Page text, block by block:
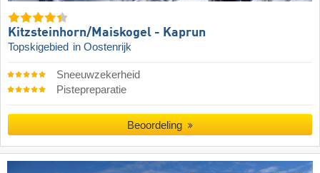
Kitzsteinhorn/​Maiskogel - Kaprun
Topskigebied in Oostenrijk
Sneeuwzekerheid
Pistepreparatie
Beoordeling